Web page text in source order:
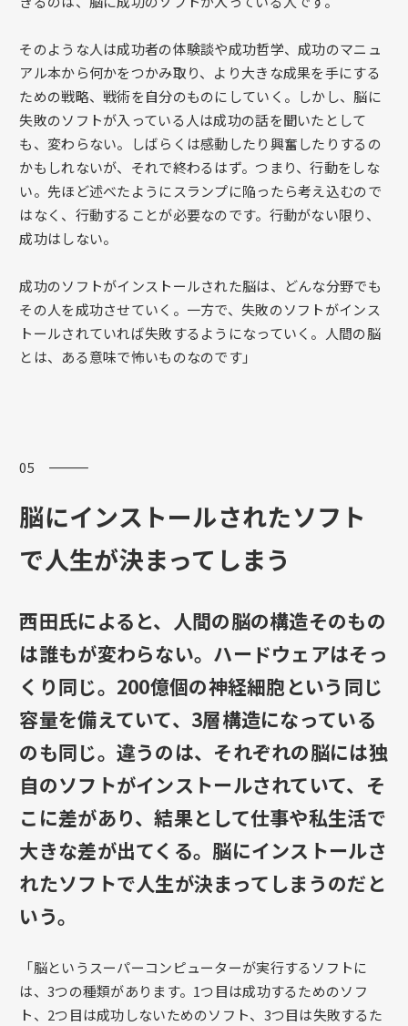
そのような人は成功者の体験談や成功哲学、成功のマニュ
アル本から何かをつかみ取り、より大きな成果を手にする
ための戦略、戦術を自分のものにしていく。しかし、脳に
失敗のソフトが入っている人は成功の話を聞いたとして
も、変わらない。しばらくは感動したり興奮したりするの
かもしれないが、それで終わるはず。つまり、行動をしな
い。先ほど述べたようにスランプに陥ったら考え込むので
はなく、行動することが必要なのです。行動がない限り、
成功はしない。
成功のソフトがインストールされた脳は、どんな分野でも
その人を成功させていく。一方で、失敗のソフトがインス
トールされていれば失敗するようになっていく。人間の脳
とは、ある意味で怖いものなのです」
05 ―――
脳にインストールされたソフト
で人生が決まってしまう
西田氏によると、人間の脳の構造そのもの
は誰もが変わらない。ハードウェアはそっ
くり同じ。200億個の神経細胞という同じ
容量を備えていて、3層構造になっている
のも同じ。違うのは、それぞれの脳には独
自のソフトがインストールされていて、そ
こに差があり、結果として仕事や私生活で
大きな差が出てくる。脳にインストールさ
れたソフトで人生が決まってしまうのだと
いう。
「脳というスーパーコンピューターが実行するソフトに
は、3つの種類があります。1つ目は成功するためのソフ
ト、2つ目は成功しないためのソフト、3つ目は失敗するた